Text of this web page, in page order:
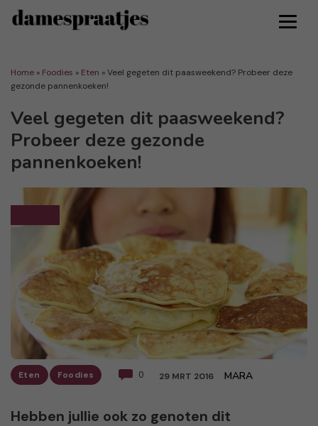
Home » Foodies » Eten »Veel gegeten dit paasweekend? Probeer deze
gezonde pannenkoeken!
Veel gegeten dit paasweekend?
Probeer deze gezonde
pannenkoeken!
Eten Foodies 0 29 MRT 2016 MARA
Hebben jullie ook zo genoten dit